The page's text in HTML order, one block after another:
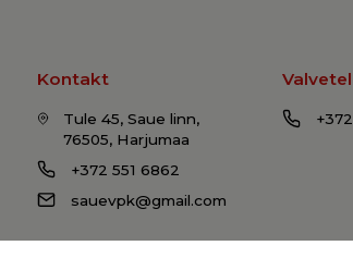
Kontakt
Tule 45, Saue linn,
76505, Harjumaa
+372 551 6862
sauevpk@gmail.com